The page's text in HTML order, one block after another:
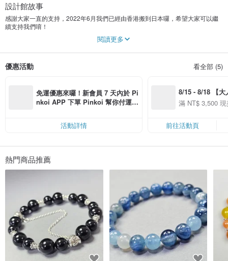
設計館故事
感謝大家一直的支持，2022年6月我們已經由香港搬到日本囉，希望大家可以繼
續支持我們唷！
我們自2002年開始以天然晶石設計不同飾品，c r y s t a l p l u s 的設計概念已由
香港發展到日本，主要以自家設計的寶石飾品，同時採用全天然優質的晶石，大
品，並以合理的價格為產品賦予新生命。
閱讀更多
優惠活動 看全部 (5)
免運優惠來囉！新會員 7 天內於 Pi
nkoi APP 下單 Pinkoi 幫你付運
活動詳情
8/15 - 8/18 【大
季】滿
50
滿 NT$ 3,500
前往活動頁
熱門商品推薦